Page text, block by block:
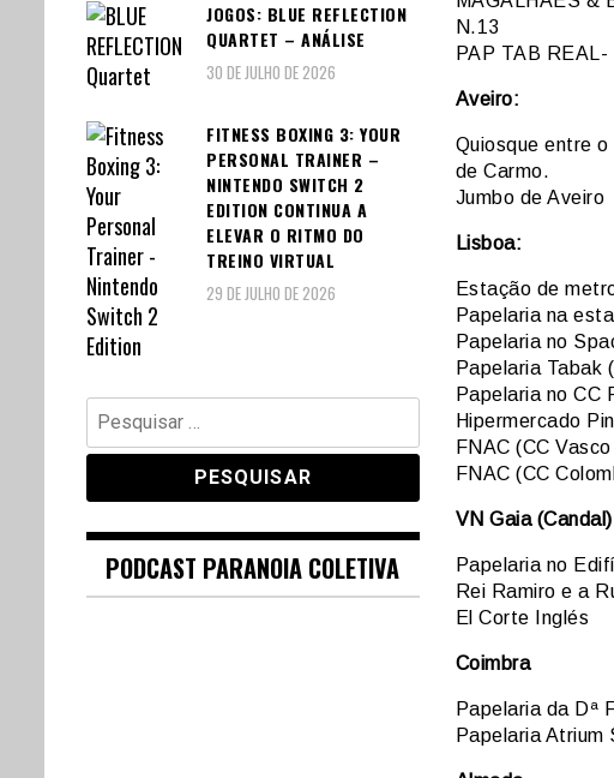
N.13
PAP TAB
Aveiro:
Quiosque entre
de Carmo.
Jumbo de Aveiro
Lisboa:
Estação de
Papelaria na
Papelaria no
Papelaria Tabak
Papelaria no CC
Hipermercado
FNAC (CC
FNAC (CC
VN Gaia
Papelaria no
Rei Ramiro e a
El Corte Inglés
Coimbra
Papelaria da Dª
Papelaria Atrium
JOGOS: BLUE REFLECTION
QUARTET – ANÁLISE
30 DE JULHO DE 2026
FITNESS BOXING 3: YOUR
PERSONAL TRAINER –
NINTENDO SWITCH 2
EDITION CONTINUA A
ELEVAR O RITMO DO
TREINO VIRTUAL
29 DE JULHO DE 2026
Pesquisar
por:
PODCAST PARANOIA COLETIVA